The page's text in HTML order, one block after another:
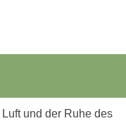
und der Ruhe des